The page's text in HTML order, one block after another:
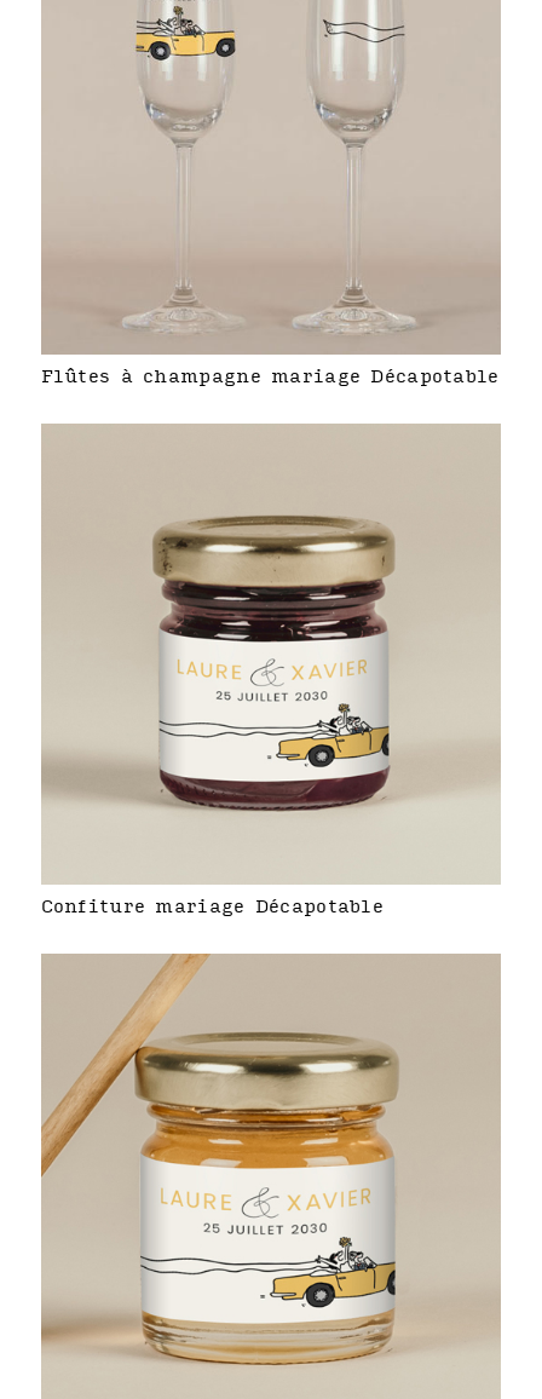
Flûtes à champagne mariage Décapotable
Confiture mariage Décapotable